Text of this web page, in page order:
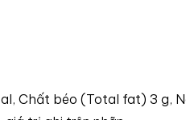
Chất béo (Total fat) 3 g,